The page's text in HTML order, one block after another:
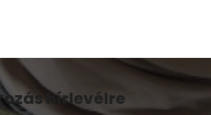
hírlevélre